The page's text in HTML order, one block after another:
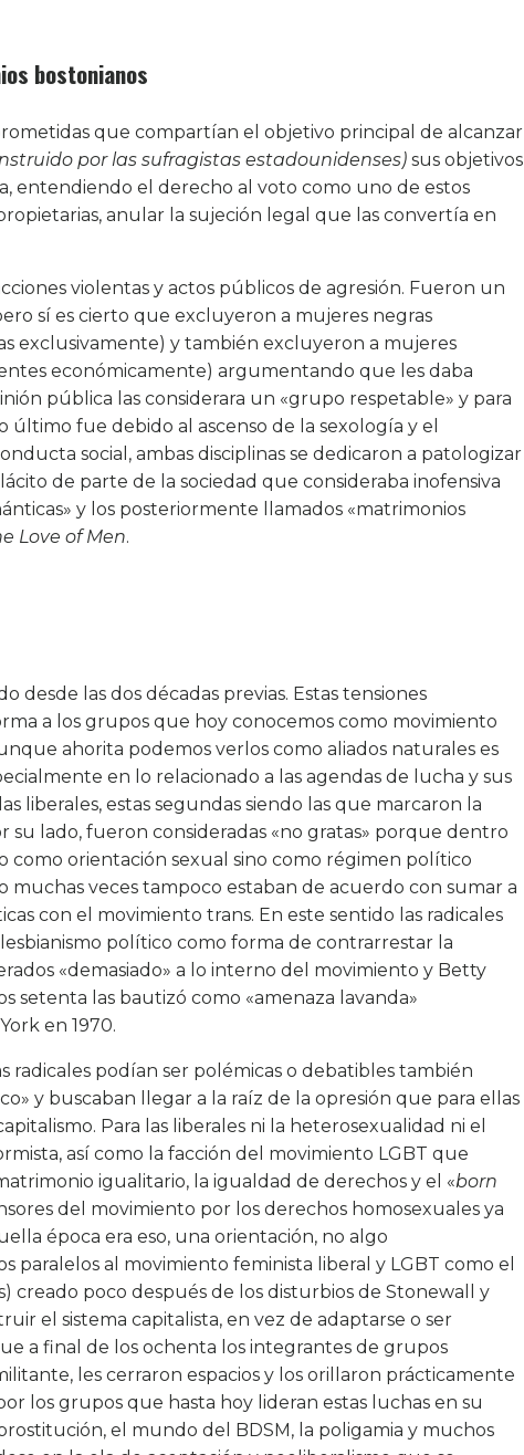
bostonianos
que compartían el objetivo principal de alcanzar
por las sufragistas estadounidenses) sus objetivos
entendiendo el derecho al voto como uno de estos
anular la sujeción legal que las convertía en
violentas y actos públicos de agresión. Fueron un
sí es cierto que excluyeron a mujeres negras
exclusivamente) y también excluyeron a mujeres
económicamente) argumentando que les daba
pública las considerara un «grupo respetable» y para
último fue debido al ascenso de la sexología y el
social, ambas disciplinas se dedicaron a patologizar
de parte de la sociedad que consideraba inofensiva
y los posteriormente llamados «matrimonios
Love of Men.
las dos décadas previas. Estas tensiones
a los grupos que hoy conocemos como movimiento
ahorita podemos verlos como aliados naturales es
en lo relacionado a las agendas de lucha y sus
liberales, estas segundas siendo las que marcaron la
su lado, fueron consideradas «no gratas» porque dentro
como orientación sexual sino como régimen político
veces tampoco estaban de acuerdo con sumar a
con el movimiento trans. En este sentido las radicales
político como forma de contrarrestar la
«demasiado» a lo interno del movimiento y Betty
setenta las bautizó como «amenaza lavanda»
en 1970.
podían ser polémicas o debatibles también
y buscaban llegar a la raíz de la opresión que para ellas
Para las liberales ni la heterosexualidad ni el
así como la facción del movimiento LGBT que
igualitario, la igualdad de derechos y el «born
del movimiento por los derechos homosexuales ya
época era eso, una orientación, no algo
paralelos al movimiento feminista liberal y LGBT como el
creado poco después de los disturbios de Stonewall y
el sistema capitalista, en vez de adaptarse o ser
a final de los ochenta los integrantes de grupos
les cerraron espacios y los orillaron prácticamente
los grupos que hasta hoy lideran estas luchas en su
el mundo del BDSM, la poligamia y muchos